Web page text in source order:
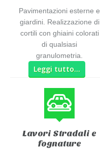
Pavimentazioni esterne e
giardini. Realizzazione di
cortili con ghiaini colorati
di qualsiasi
granulometria.
Leggi tutto…
Lavori Stradali e
fognature